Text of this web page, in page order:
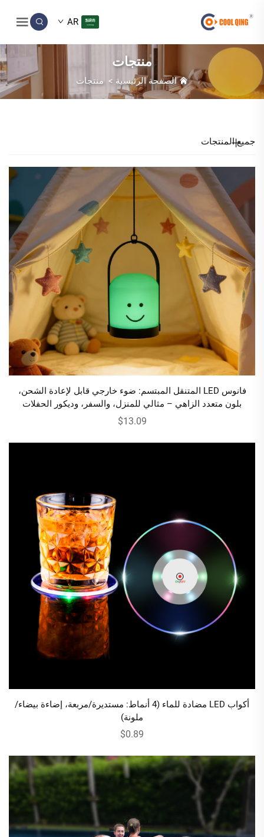
AR
منتجات
الصفحة الرئيسية >منتجات
جميع المنتجات
فانوس LED المتنقل المبتسم: ضوء خارجي قابل لإعادة الشحن،
بلون متعدد الزاهي – مثالي للمنزل، والسفر، وديكور الحفلات
$13.09
أكواب LED مضادة للماء (4 أنماط: مستديرة/مربعة، إضاءة بيضاء/
ملونة)
$0.89